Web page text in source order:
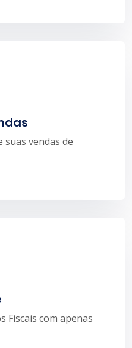
suas vendas de
Fiscais com apenas